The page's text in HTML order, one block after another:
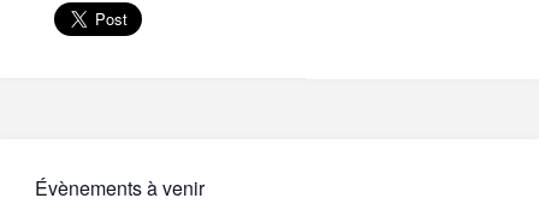
Évènements à venir